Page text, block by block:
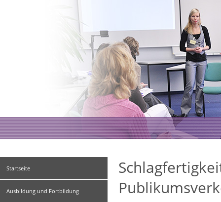
Startseite
Ausbildung und Fortbildung